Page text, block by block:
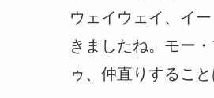
ウェイウェイ、イ
きましたね。モー
ゥ、仲直りするこ